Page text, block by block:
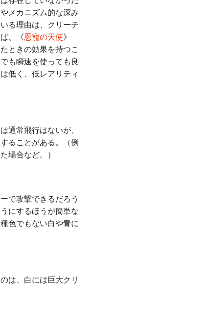
メカニズム的な深み
る理由は、クリーチ
、《恩寵の天使》
ときの効果を持つこ
も瞬速を使っても良
低く、低レアリティ
通常飛行はないが、
ることがある。（例
場合など。）
で攻撃できるだろう
にするほうが簡単な
色でもない白や青に
は、白には巨大クリ